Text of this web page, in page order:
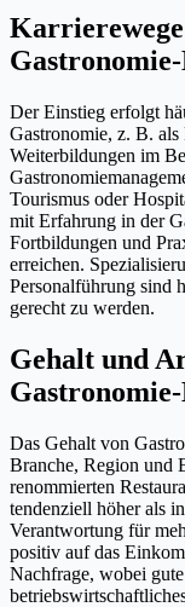
Der Einstieg erfolgt
Gastronomie, z. B.
Weiterbildungen im
Tourismus oder
mit Erfahrung in der
Fortbildungen und
erreichen.
Personalführung sind
gerecht zu werden.
Gehalt und
Das Gehalt von
Branche, Region und
renommierten
tendenziell höher als
Verantwortung für
positiv auf das
Nachfrage, wobei